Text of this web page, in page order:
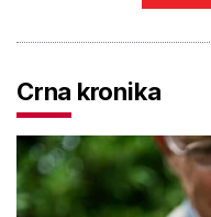
Crna kronika